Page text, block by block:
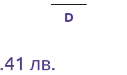
D
лв.